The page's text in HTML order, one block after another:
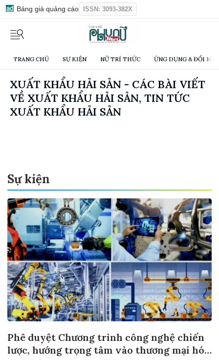
Bảng giá quảng cáo ISSN: 3093-382X
TRANG CHỦ SỰ KIỆN NỮ TRÍ THỨC ỨNG DỤNG & ĐỔI
XUẤT KHẨU HẢI SẢN - CÁC BÀI VIẾT
VỀ XUẤT KHẨU HẢI SẢN, TIN TỨC
XUẤT KHẨU HẢI SẢN
Sự kiện
Phê duyệt Chương trình công nghệ chiến
lược, hướng trọng tâm vào thương mại hóa